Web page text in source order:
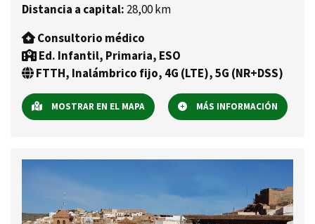
Distancia a capital: 28,00 km
Consultorio médico
Ed. Infantil, Primaria, ESO
FTTH, Inalámbrico fijo, 4G (LTE), 5G (NR+DSS)
MOSTRAR EN EL MAPA MÁS INFORMACIÓN